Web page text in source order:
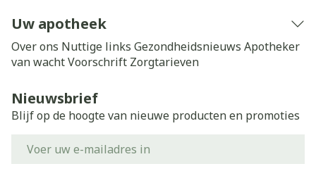
Uw apotheek
Over ons Nuttige links Gezondheidsnieuws Apotheker
van wachtVoorschrift Zorgtarieven
Nieuwsbrief
Blijf op de hoogte van nieuwe producten en promoties